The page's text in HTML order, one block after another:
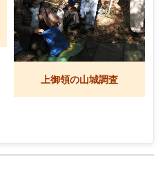
上御領の山城調査